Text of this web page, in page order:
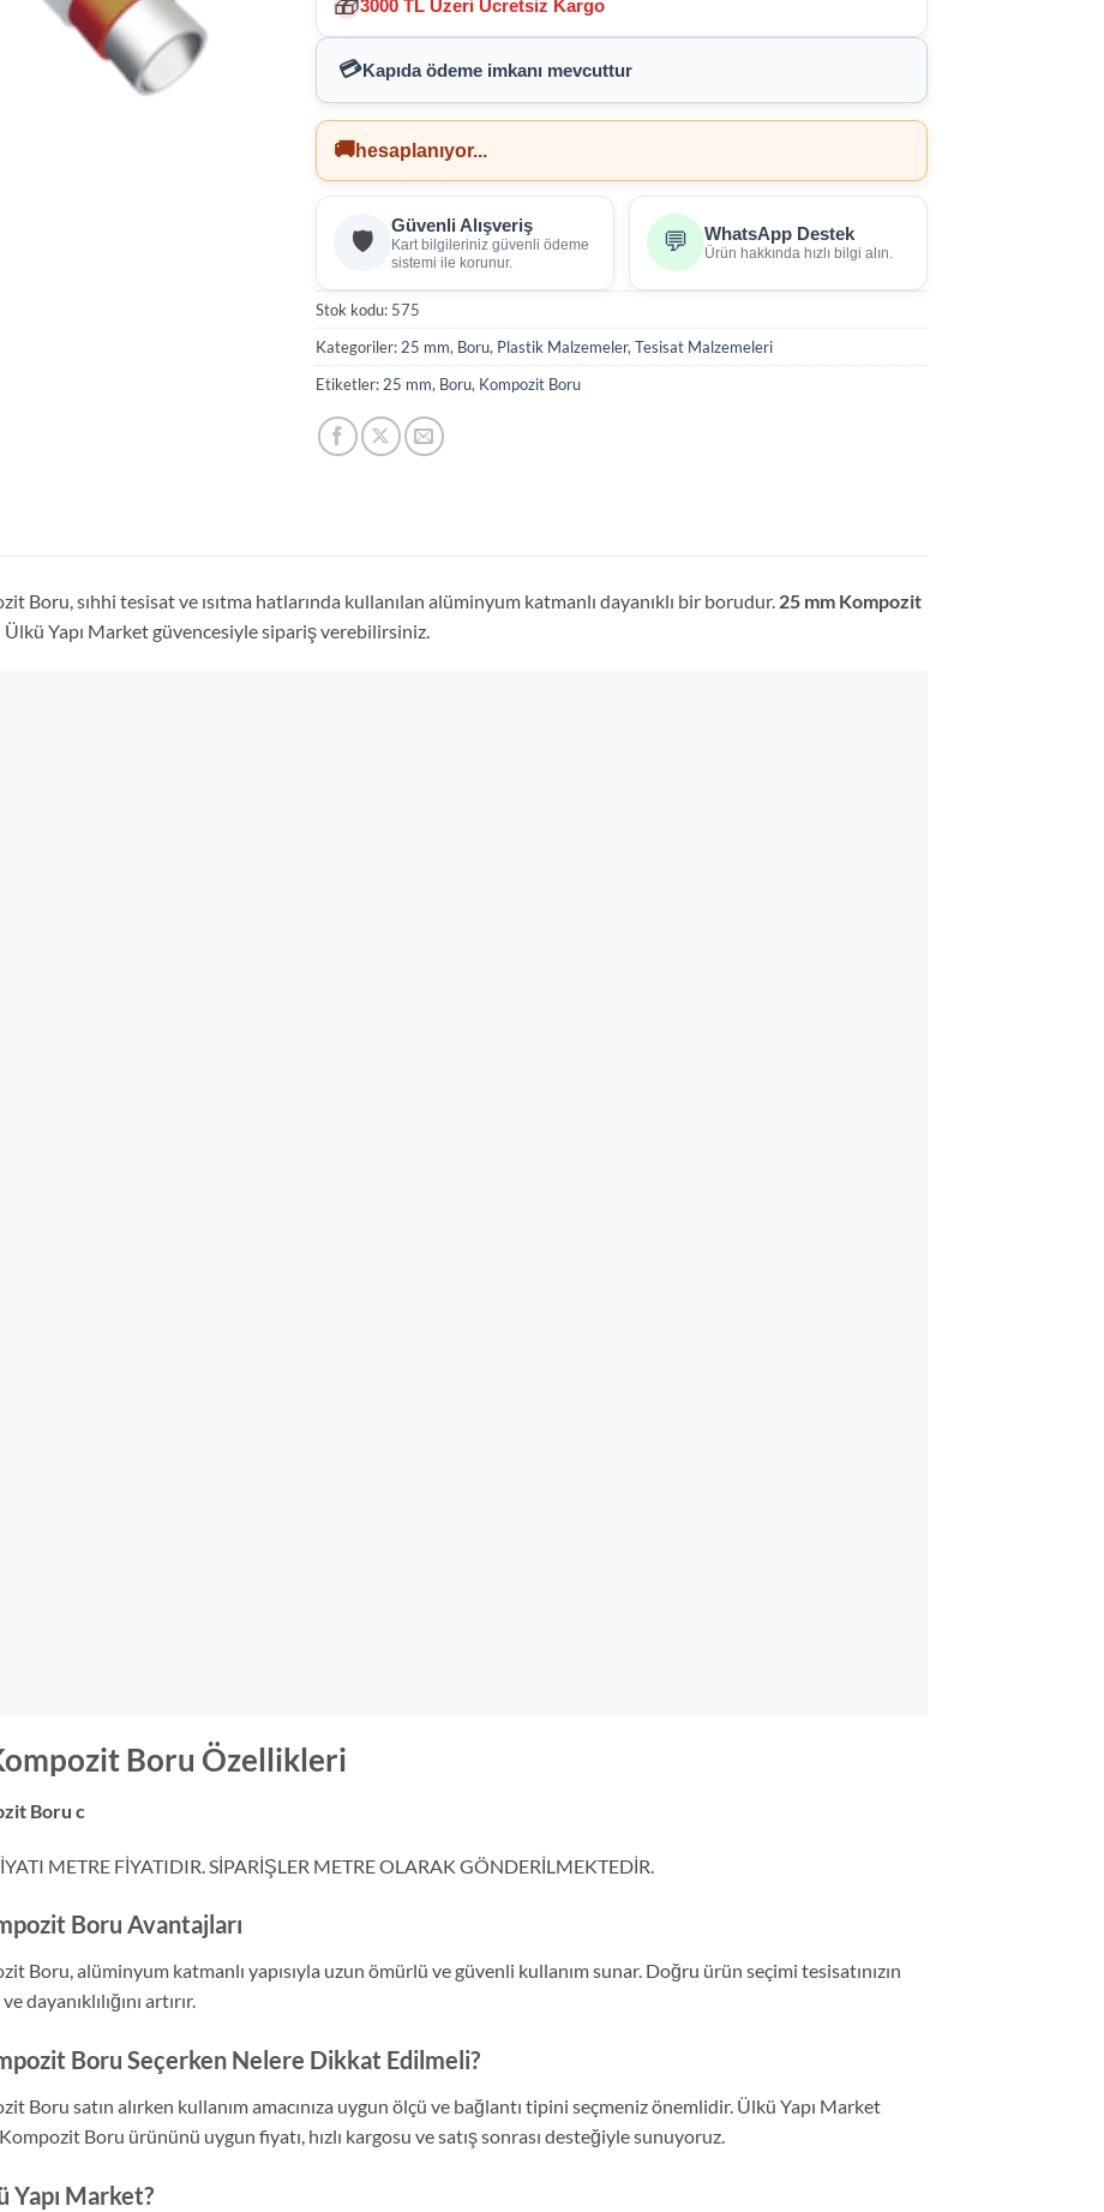
3000 TL Üzeri Ücretsiz Kargo
💳Kapıda ödeme imkanı mevcuttur
🚚hesaplanıyor...
🛡️
Güvenli Alışveriş
Kart bilgileriniz güvenli ödeme
sistemi ile korunur.
💬 WhatsApp Destek
Ürün hakkında hızlı bilgi alın.
Stok kodu: 575
Kategoriler: 25 mm, Boru, Plastik Malzemeler, Tesisat Malzemeleri
Etiketler: 25 mm, Boru, Kompozit Boru
Boru, sıhhi tesisat ve ısıtma hatlarında kullanılan alüminyum katmanlı dayanıklı bir borudur. 25 mm Kompozit
Yapı Market güvencesiyle sipariş verebilirsiniz.
Boru Özellikleri
Boru c
METRE FİYATIDIR. SİPARİŞLER METRE OLARAK GÖNDERİLMEKTEDİR.
Boru Avantajları
Boru, alüminyum katmanlı yapısıyla uzun ömürlü ve güvenli kullanım sunar. Doğru ürün seçimi tesisatınızın
dayanıklılığını artırır.
Boru Seçerken Nelere Dikkat Edilmeli?
Boru satın alırken kullanım amacınıza uygun ölçü ve bağlantı tipini seçmeniz önemlidir. Ülkü Yapı Market
Boru ürününü uygun fiyatı, hızlı kargosu ve satış sonrası desteğiyle sunuyoruz.
Yapı Market?